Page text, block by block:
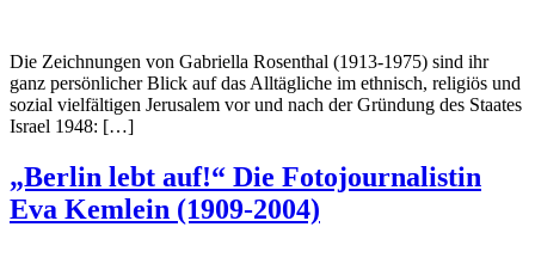
Die Zeichnungen von Gabriella Rosenthal (1913-1975) sind ihr
ganz persönlicher Blick auf das Alltägliche im ethnisch, religiös und
sozial vielfältigen Jerusalem vor und nach der Gründung des Staates
Israel 1948: […]
„Berlin lebt auf!“ Die Fotojournalistin
Eva Kemlein (1909-2004)